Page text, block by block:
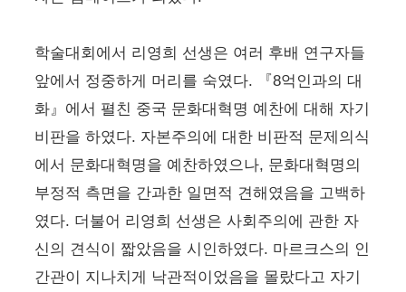
학술대회에서 리영희 선생은 여러 후배 연구자들
앞에서 정중하게 머리를 숙였다. 『8억인과의 대
화』에서 펼친 중국 문화대혁명 예찬에 대해 자기
비판을 하였다. 자본주의에 대한 비판적 문제의식
에서 문화대혁명을 예찬하였으나, 문화대혁명의
부정적 측면을 간과한 일면적 견해였음을 고백하
였다. 더불어 리영희 선생은 사회주의에 관한 자
신의 견식이 짧았음을 시인하였다. 마르크스의 인
간관이 지나치게 낙관적이었음을 몰랐다고 자기